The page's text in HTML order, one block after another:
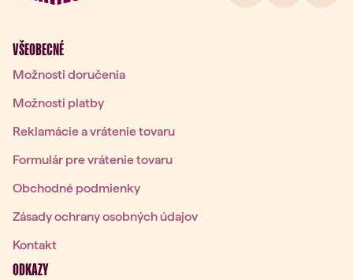
VŠEOBECNÉ
Možnosti doručenia
Možnosti platby
Reklamácie a vrátenie tovaru
Formulár pre vrátenie tovaru
Obchodné podmienky
Zásady ochrany osobných údajov
Kontakt
ODKAZY